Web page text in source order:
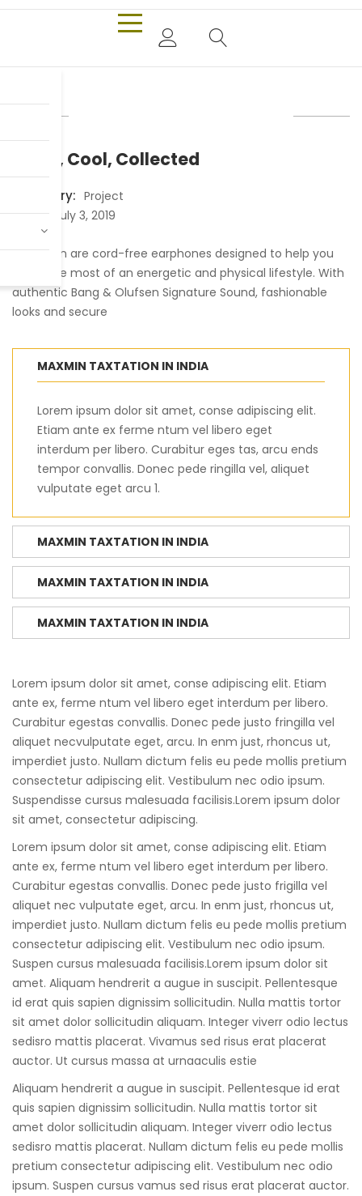
Calm, Cool, Collected
Category: Project
Date: July 3, 2019
E8 Motion are cord-free earphones designed to help you
make the most of an energetic and physical lifestyle. With
authentic Bang & Olufsen Signature Sound, fashionable
looks and secure
MAXMIN TAXTATION IN INDIA
Lorem ipsum dolor sit amet, conse adipiscing elit.
Etiam ante ex ferme ntum vel libero eget
interdum per libero. Curabitur eges tas, arcu ends
tempor convallis. Donec pede ringilla vel, aliquet
vulputate eget arcu 1.
MAXMIN TAXTATION IN INDIA
MAXMIN TAXTATION IN INDIA
MAXMIN TAXTATION IN INDIA
Lorem ipsum dolor sit amet, conse adipiscing elit. Etiam
ante ex, ferme ntum vel libero eget interdum per libero.
Curabitur egestas convallis. Donec pede justo fringilla vel
aliquet necvulputate eget, arcu. In enm just, rhoncus ut,
imperdiet justo. Nullam dictum felis eu pede mollis pretium
consectetur adipiscing elit. Vestibulum nec odio ipsum.
Suspendisse cursus malesuada facilisis.Lorem ipsum dolor
sit amet, consectetur adipiscing.
Lorem ipsum dolor sit amet, conse adipiscing elit. Etiam
ante ex, ferme ntum vel libero eget interdum per libero.
Curabitur egestas convallis. Donec pede justo frigilla vel
aliquet nec vulputate eget, arcu. In enm just, rhoncus ut,
imperdiet justo. Nullam dictum felis eu pede mollis pretium
consectetur adipiscing elit. Vestibulum nec odio ipsum.
Suspen cursus malesuada facilisis.Lorem ipsum dolor sit
amet. Aliquam hendrerit a augue in suscipit. Pellentesque
id erat quis sapien dignissim sollicitudin. Nulla mattis tortor
sit amet dolor sollicitudin aliquam. Integer viverr odio lectus
sedisro mattis placerat. Vivamus sed risus erat placerat
auctor. Ut cursus massa at urnaaculis estie
Aliquam hendrerit a augue in suscipit. Pellentesque id erat
quis sapien dignissim sollicitudin. Nulla mattis tortor sit
amet dolor sollicitudin aliquam. Integer viverr odio lectus
sedisro mattis placerat. Nullam dictum felis eu pede mollis
pretium consectetur adipiscing elit. Vestibulum nec odio
ipsum. Suspen cursus vamus sed risus erat placerat auctor.